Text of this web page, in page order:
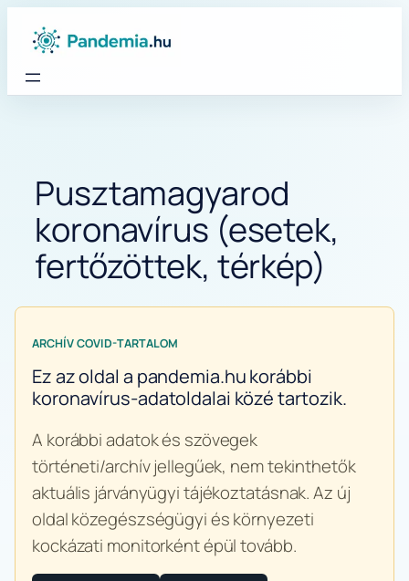
Pusztamagyarod
koronavírus (esetek,
fertőzöttek, térkép)
ARCHÍV COVID-TARTALOM
Ez az oldal a pandemia.hu korábbi
koronavírus-adatoldalai közé tartozik.
A korábbi adatok és szövegek
történeti/archív jellegűek, nem tekinthetők
aktuális járványügyi tájékoztatásnak. Az új
oldal közegészségügyi és környezeti
kockázati monitorként épül tovább.